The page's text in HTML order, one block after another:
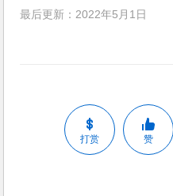
最后更新：2022年5月1日
打赏 赞